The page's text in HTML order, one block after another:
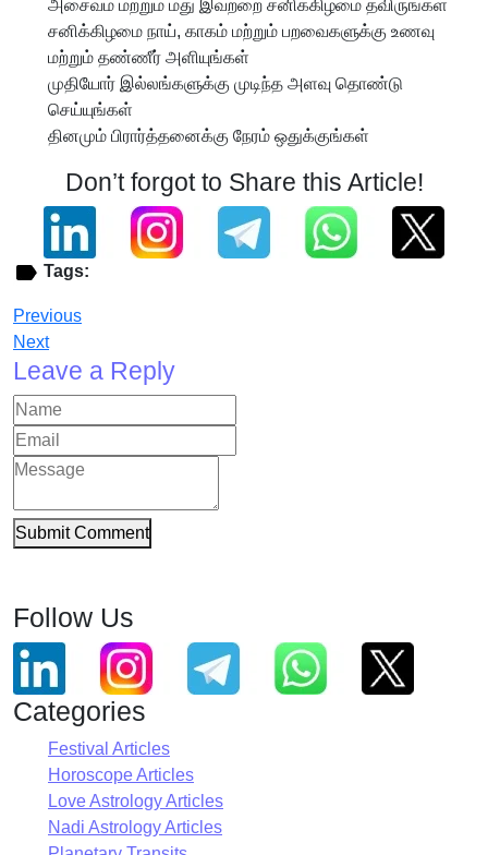
அசைவம் மற்றும் மது இவற்றை சனிக்கிழமை தவிருங்கள்
சனிக்கிழமை நாய், காகம் மற்றும் பறவைகளுக்கு உணவு
மற்றும் தண்ணீர் அளியுங்கள்
முதியோர் இல்லங்களுக்கு முடிந்த அளவு தொண்டு
செய்யுங்கள்
தினமும் பிரார்த்தனைக்கு நேரம் ஒதுக்குங்கள்
Don’t forgot to Share this Article!
Tags:
Previous
Next
Leave a Reply
Submit Comment
Follow Us
Categories
Festival Articles
Horoscope Articles
Love Astrology Articles
Nadi Astrology Articles